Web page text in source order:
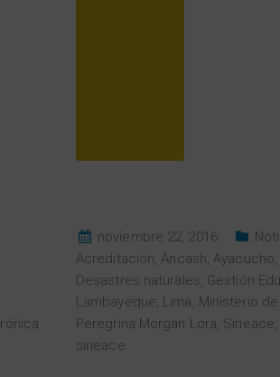
noviembre 22, 2016
Acreditación, Áncash, Ayacucho,
Desastres naturales, Gestión
Lambayeque, Lima, Ministerio
Peregrina Morgan Lora, Sineace,
sineace